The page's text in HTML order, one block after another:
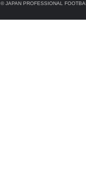
© JAPAN PROFESSIONAL